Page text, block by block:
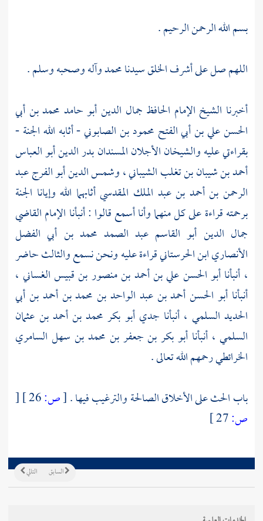
بسم الله الرحمن الرحيم .
اللهم صل على أشرف الخلق سيدنامحمدوآله وصحبه وسلم .
أخبرنا الشيخ الإمام الحافظ جمال الدين أبو حامد محمد بن أبي
الحسن علي بن أبي الفتح محمود بن الصابوني- أثابه الله الجنة -
بقراءتي عليه والشيخان الأجلان المسندانبدر الدين أبو العباس
أحمد بن شيبان بن تغلب الشيباني ،وشمس الدين أبو الفرج عبد
الرحمن بن أحمد بن عبد الملك المقدسيأثابهما الله وإيانا الجنة
برحمته قراءة على كل منهما وأنا أسمع قالوا : أنبأنا الإمام القاضي
جمال الدين أبو القاسم عبد الصمد محمد بن أبي الفضل
الأنصاري ابن الحرستانيقراءة عليه ونحن نسمع والثالث حاضر
، أنبأناأبو الحسن علي بن أحمد بن منصور بن قبيس الغساني ،
أنبأناأبو الحسن أحمد بن عبد الواحد بن محمد بن أحمد بن أبي
الحديد السلمي ، أنبأنا جديأبو بكر محمد بن أحمد بن عثمان
السلمي ، أنبأنا أبو بكر بن جعفر بن محمد بن سهل السامري
الخرائطيرحمهم الله تعالى .
باب الحث على الأخلاق الصالحة والترغيب فيها .[ص:
[
ص:
التالي السابق